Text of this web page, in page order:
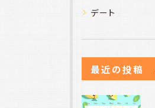
デート
最近の投稿